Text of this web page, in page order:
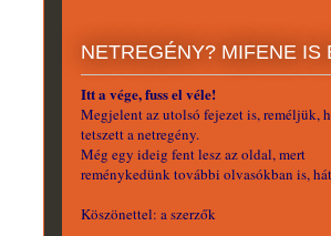
NETREGÉNY? MIFENE IS
Itt a vége, fuss el véle!
Megjelent az utolsó fejezet is, reméljük,
tetszett a netregény.
Még egy ideig fent lesz az oldal, mert
reménykedünk további olvasókban is,
Köszönettel: a szerzők